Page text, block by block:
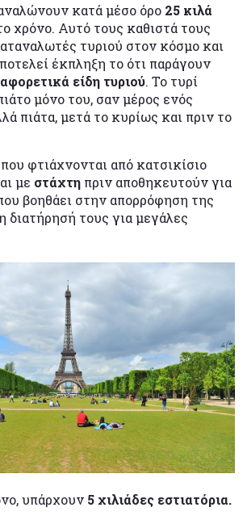
κατά μέσο όρο 25 κιλά
χρόνο. Αυτό τους καθιστά τους
τυριού στον κόσμο και
έκπληξη το ότι παράγουν
είδη τυριού. Το τυρί
μόνο του, σαν μέρος ενός
πιάτα, μετά το κυρίως και πριν το
φτιάχνονται από κατσικίσιο
με στάχτη πριν αποθηκευτούν για
βοηθάει στην απορρόφηση της
διατήρησή τους για μεγάλες
υπάρχουν 5 χιλιάδες εστιατόρια.